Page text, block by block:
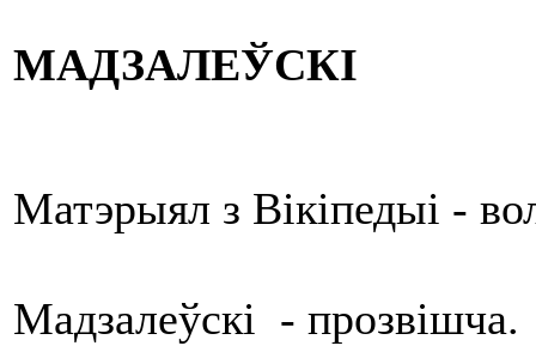
МАДЗАЛЕЎСКІ
Матэрыял з Вікіпедыі -
Мадзалеўскі - прозвішча.